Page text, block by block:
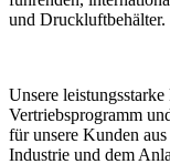
und Druckluftbehälter.
Unsere
Vertriebsprogramm
für unsere Kunden
Industrie und dem